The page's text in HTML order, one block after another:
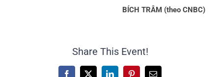
BÍCH TRÂM (theo CNBC)
Share This Event!